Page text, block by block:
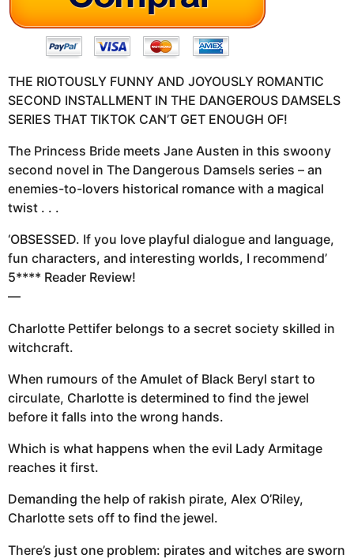
THE RIOTOUSLY FUNNY AND JOYOUSLY ROMANTIC
SECOND INSTALLMENT IN THE DANGEROUS DAMSELS
SERIES THAT TIKTOK CAN’T GET ENOUGH OF!
The Princess Bride meets Jane Austen in this swoony
second novel in The Dangerous Damsels series – an
enemies-to-lovers historical romance with a magical
twist . . .
‘OBSESSED. If you love playful dialogue and language,
fun characters, and interesting worlds, I recommend’
5**** Reader Review!
—
Charlotte Pettifer belongs to a secret society skilled in
witchcraft.
When rumours of the Amulet of Black Beryl start to
circulate, Charlotte is determined to find the jewel
before it falls into the wrong hands.
Which is what happens when the evil Lady Armitage
reaches it first.
Demanding the help of rakish pirate, Alex O’Riley,
Charlotte sets off to find the jewel.
There’s just one problem: pirates and witches are sworn